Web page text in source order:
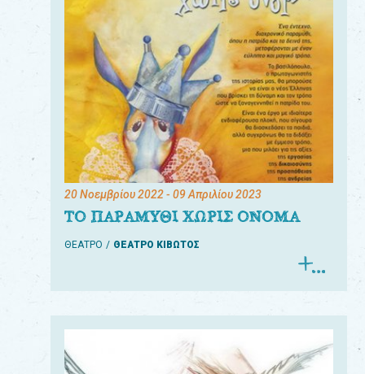
20 Νοεμβρίου 2022- 09 Απριλίου 2023
ΤΟ ΠΑΡΑΜΥΘΙ ΧΩΡΙΣ ΟΝΟΜΑ
ΘΕΑΤΡΟ ΘΕΑΤΡΟ ΚΙΒΩΤΟΣ